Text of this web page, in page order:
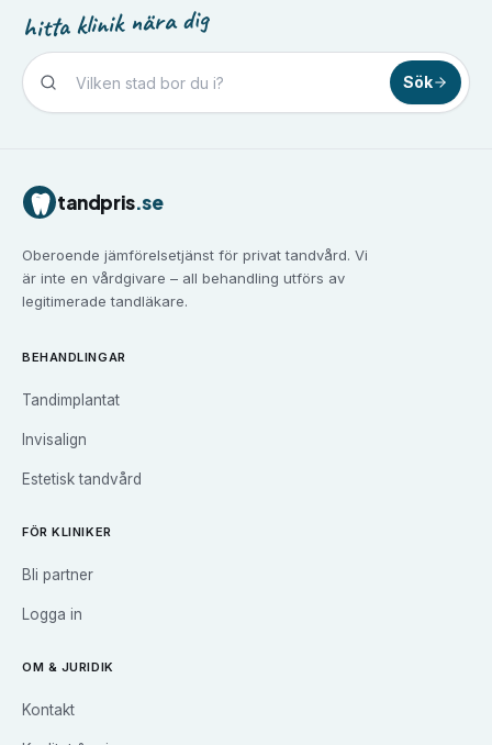
hitta klinik nära dig
Sök
Tandvård i
Tandvård iFalun
Tandvård i Göteborg
Tandvård iHalmstad
Tandvård iHelsingborg
Tandvård iJärfälla
Tandvård i
Tandvård i Kalmar
Tandvård i
Tandvård i
Tandvård i
Tandvård i
Tandvård i
tandpris.se
Oberoende jämförelsetjänst för privat tandvård. Vi
är inte en vårdgivare – all behandling utförs av
legitimerade tandläkare.
BEHANDLINGAR
Tandimplantat
Invisalign
Estetisk tandvård
FÖR KLINIKER
Bli partner
Logga in
OM & JURIDIK
Kontakt